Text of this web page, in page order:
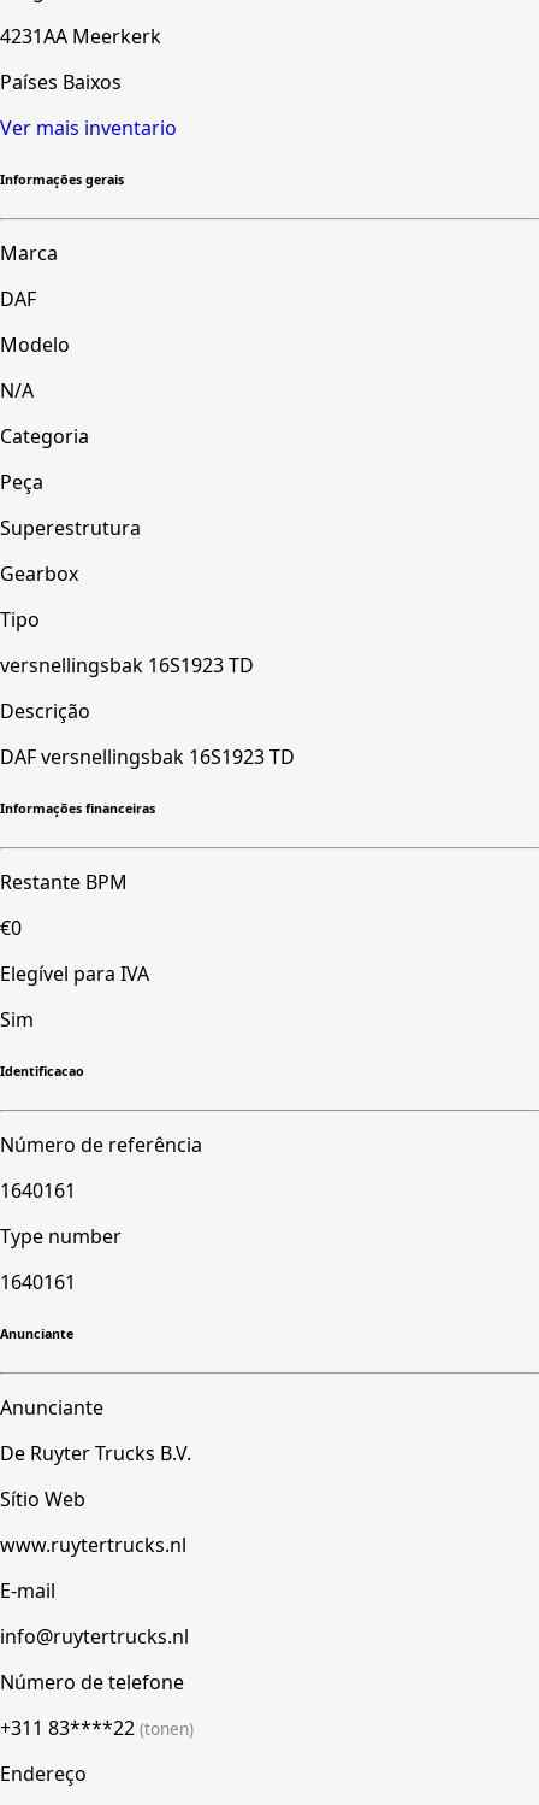
4231AA Meerkerk
Países Baixos
Ver mais inventario
Informações gerais
Marca
DAF
Modelo
N/A
Categoria
Peça
Superestrutura
Gearbox
Tipo
versnellingsbak 16S1923 TD
Descrição
DAF versnellingsbak 16S1923 TD
Informações financeiras
Restante BPM
€0
Elegível para IVA
Sim
Identificacao
Número de referência
1640161
Type number
1640161
Anunciante
Anunciante
De Ruyter Trucks B.V.
Sítio Web
www.ruytertrucks.nl
E-mail
info@ruytertrucks.nl
Número de telefone
+311 83****22 (tonen)
Endereço